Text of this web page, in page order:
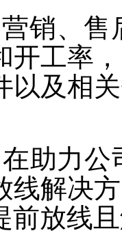
销、售
开工率
以及相
助力公
线解决
前放线